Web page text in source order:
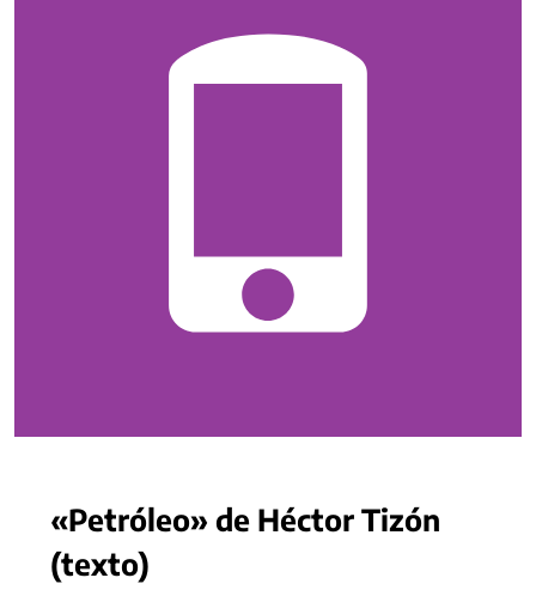
«Petróleo» de Héctor Tizón
(texto)